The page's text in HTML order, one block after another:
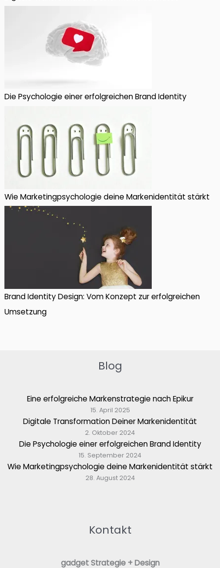
Die Psychologie einer erfolgreichen Brand Identity
Wie Marketingpsychologie deine Markenidentität stärkt
Brand Identity Design: Vom Konzept zur erfolgreichen
Umsetzung
Blog
Eine erfolgreiche Markenstrategie nach Epikur
15. April 2025
Digitale Transformation Deiner Markenidentität
2. Oktober 2024
Die Psychologie einer erfolgreichen Brand Identity
15. September 2024
Wie Marketingpsychologie deine Markenidentität stärkt
28. August 2024
Kontakt
gadget Strategie + Design